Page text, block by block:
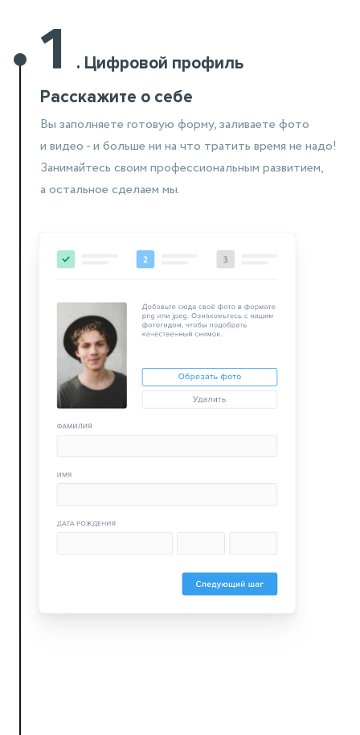
1 . Цифровой профиль
Расскажите о себе
Вы заполняете готовую форму, заливаете фото
и видео - и больше ни на что тратить время не надо!
Занимайтесь своим профессиональным развитием,
а остальное сделаем мы.